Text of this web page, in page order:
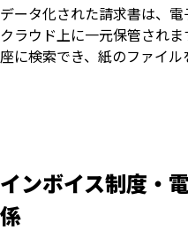
データ化された請求書は、
クラウド上に一元保管され
座に検索でき、紙のファイル
インボイス制度・
係